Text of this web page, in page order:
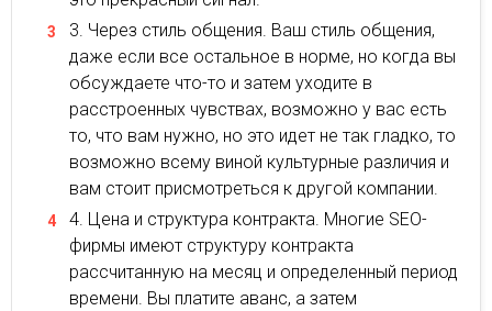
Через стиль общения. Ваш стиль общения,
даже если все остальное в норме, но когда вы
обсуждаете что-то и затем уходите в
расстроенных чувствах, возможно у вас есть
то, что вам нужно, но это идет не так гладко, то
возможно всему виной культурные различия и
вам стоит присмотреться к другой компании.
Цена и структура контракта. Многие SEO-
фирмы имеют структуру контракта
рассчитанную на месяц и определенный период
времени. Вы платите аванс, а затем